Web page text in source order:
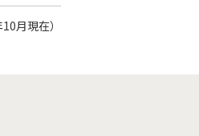
10月現在）